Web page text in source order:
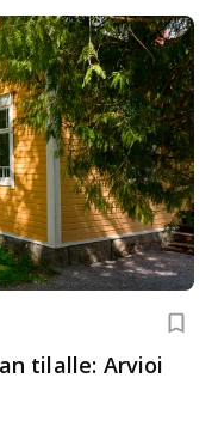
tilalle: Arvioi